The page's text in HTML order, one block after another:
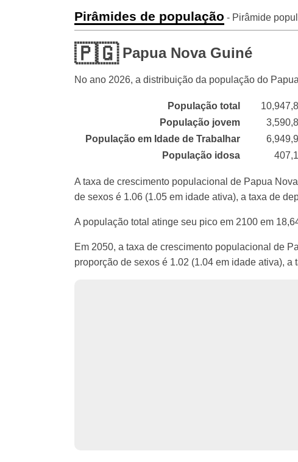
Pirâmides de população - Pirâmide
🇵🇬Papua Nova Guiné
No ano 2026, a distribuição da população do
População total
População jovem
População em Idade de Trabalhar
População idosa
A taxa de crescimento populacional de Papua
de sexos é 1.06 (1.05 em idade ativa), a taxa de
A população total atinge seu pico em 2100 em
Em 2050, a taxa de crescimento populacional de
proporção de sexos é 1.02 (1.04 em idade ativa), a